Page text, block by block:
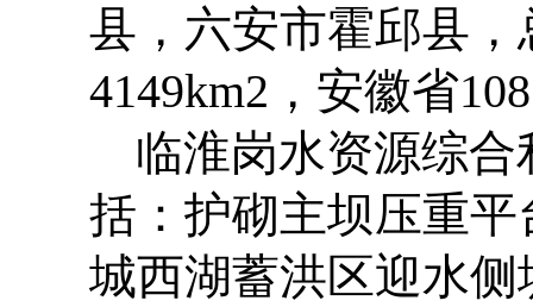
县，六安市霍邱县，
4149km2 ，安徽省
临淮岗水资源综
括：护砌主坝压重
城西湖蓄洪区迎水